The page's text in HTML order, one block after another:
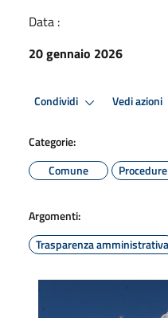
Data :
20 gennaio 2026
Condividi Vedi azioni
Categorie:
Comune
Argomenti:
Trasparenza amministrativa